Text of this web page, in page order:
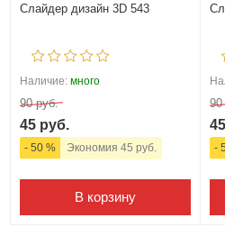
Слайдер дизайн 3D 543
Наличие: много
90 руб.
45 руб.
- 50 % Экономия 45 руб.
В корзину
90
-